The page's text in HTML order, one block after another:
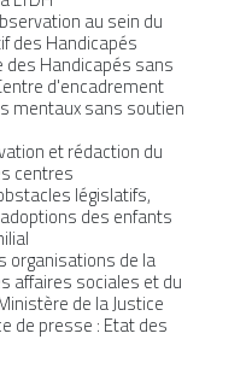
au sein du
des Handicapés
des Handicapés sans
d'encadrement
mentaux sans soutien
et rédaction du
centres
législatifs,
des enfants
organisations de la
affaires sociales et du
de la Justice
de presse : Etat des